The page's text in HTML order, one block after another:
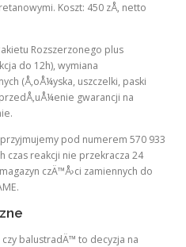
Koszt: 450 zÅ‚ netto
Rozszerzonego plus
do 12h), wymiana
(Å‚oÅ¼yska, uszczelki, paski
gwarancji na
pod numerem 570 933
czas reakcji nie przekracza 24
czÄ™Å›ci zamiennych do
balustradÄ™ to decyzja na